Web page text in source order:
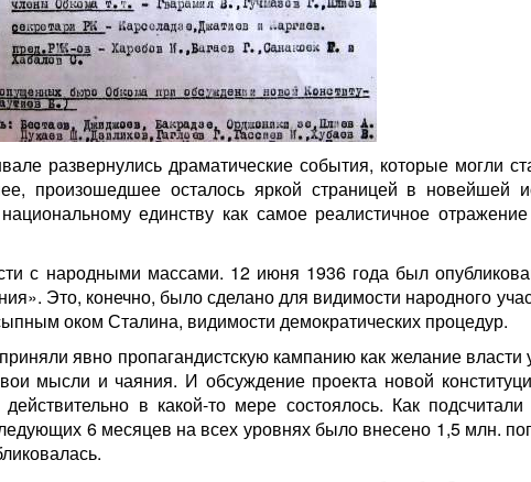
развернулись драматические события, которые могли
произошедшее осталось яркой страницей в новейшей
единству как самое реалистичное
с народными массами. 12 июня 1936 года был
Это, конечно, было сделано для видимости народного
оком Сталина, видимости демократических процедур.
явно пропагандистскую кампанию как желание власти
мысли и чаяния. И обсуждение проекта новой
в какой-то мере состоялось. Как
6 месяцев на всех уровнях было внесено 1,5 млн.